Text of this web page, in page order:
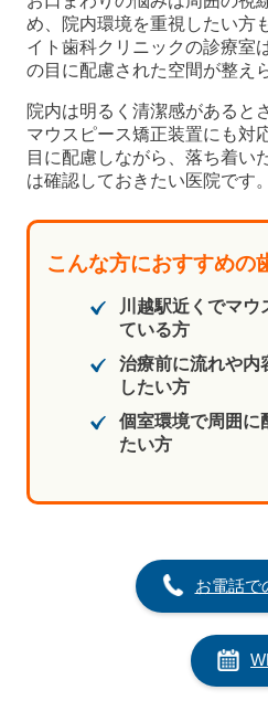
め、院内環境を重視したい方
イト歯科クリニックの診療室
の目に配慮された空間が整え
院内は明るく清潔感があると
マウスピース矯正装置にも対
目に配慮しながら、落ち着い
は確認しておきたい医院です。
こんな方におすすめの
川越駅近くでマウ
ている方
治療前に流れや内
したい方
個室環境で周囲に
たい方
お電話で